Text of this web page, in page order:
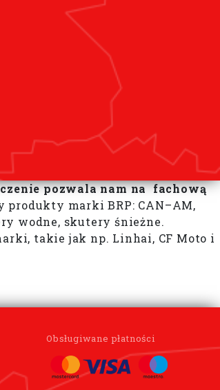
pozwala nam na fachową
produkty marki BRP: CAN–AM,
wodne, skutery śnieżne.
takie jak np. Linhai, CF Moto i
Obsługiwane płatności